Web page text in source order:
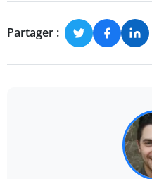
Partager :